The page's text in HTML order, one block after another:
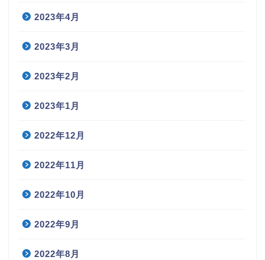
2023年4月
2023年3月
2023年2月
2023年1月
2022年12月
2022年11月
2022年10月
2022年9月
2022年8月